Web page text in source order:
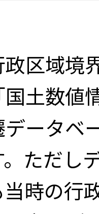
区域境
土数値
データ
ただし
当時の行